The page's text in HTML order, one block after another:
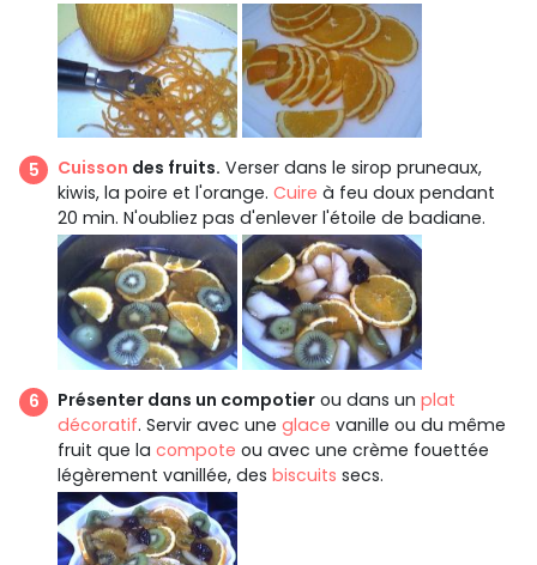
Cuisson des fruits. Verser dans le sirop pruneaux,
kiwis, la poire et l'orange. Cuire à feu doux pendant
20 min. N'oubliez pas d'enlever l'étoile de badiane.
Présenter dans un compotier ou dans un plat
décoratif. Servir avec une glace vanille ou du même
fruit que la compote ou avec une crème fouettée
légèrement vanillée, des biscuits secs.